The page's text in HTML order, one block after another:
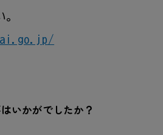
いかがでしたか？